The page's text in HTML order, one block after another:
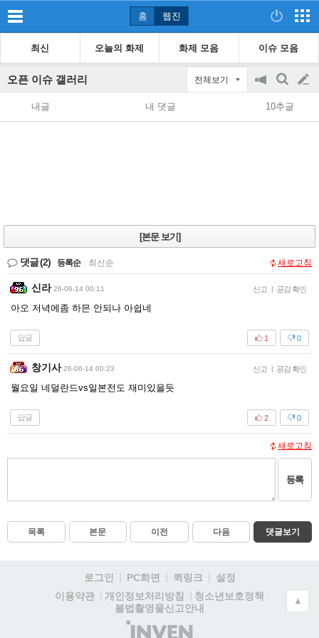
홈 웹진
최신 오늘의 화제 화제 모음 이슈 모음
오픈 이슈 갤러리 전체보기
공
지
on/off
검
색
글
쓰
내글 내 댓글 10추글
[본문 보기]
댓글(2) 등록순 최신순 새로고침
신라 26-06-14 00:11 신고 | 공감 확인
아오 저녁에좀 하믄 안되나 아쉽네
답글 0
1
창기사 26-06-14 00:23 신고 | 공감 확인
월요일 네덜란드vs일본전도 재미있을듯
답글 0
2
새로고침
등록
목록 본문 이전 다음 댓글보기
로그인 PC화면 퀵링크
설정
이용약관
개인정보처리방침
청소년보호정책
불법촬영물신고안내
(주)
▲